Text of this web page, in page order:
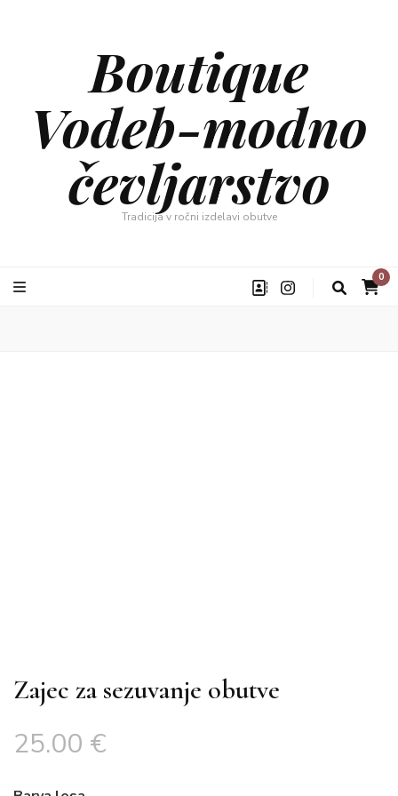
Boutique
Vodeb-modno
čevljarstvo
Tradicija v ročni izdelavi obutve
0
Zajec za sezuvanje obutve
25.00 €